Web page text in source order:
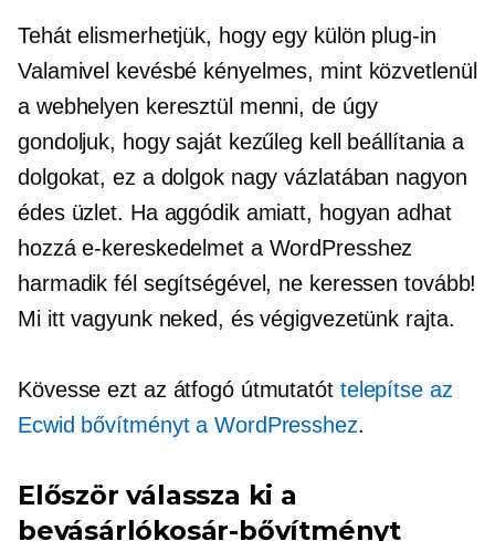
Tehát elismerhetjük, hogy egy külön plug-in
Valamivel kevésbé kényelmes, mint közvetlenül
a webhelyen keresztül menni, de úgy
gondoljuk, hogy saját kezűleg kell beállítania a
dolgokat, ez a dolgok nagy vázlatában nagyon
édes üzlet. Ha aggódik amiatt, hogyan adhat
hozzá e-kereskedelmet a WordPresshez
harmadik fél segítségével, ne keressen tovább!
Mi itt vagyunk neked, és végigvezetünk rajta.
Kövesse ezt az átfogó útmutatót telepítse az
Ecwid bővítményt a WordPresshez.
Először válassza ki a
bevásárlókosár-bővítményt